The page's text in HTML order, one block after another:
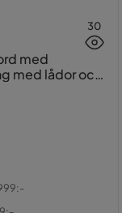
30
med
med lådor och